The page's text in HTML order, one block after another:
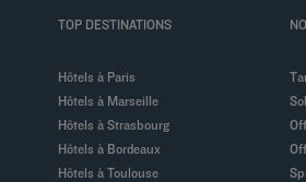
TOP DESTINATIONS
Hôtels à Paris
Hôtels à Marseille
Hôtels à Strasbourg
Hôtels à Bordeaux
Hôtels à Toulouse